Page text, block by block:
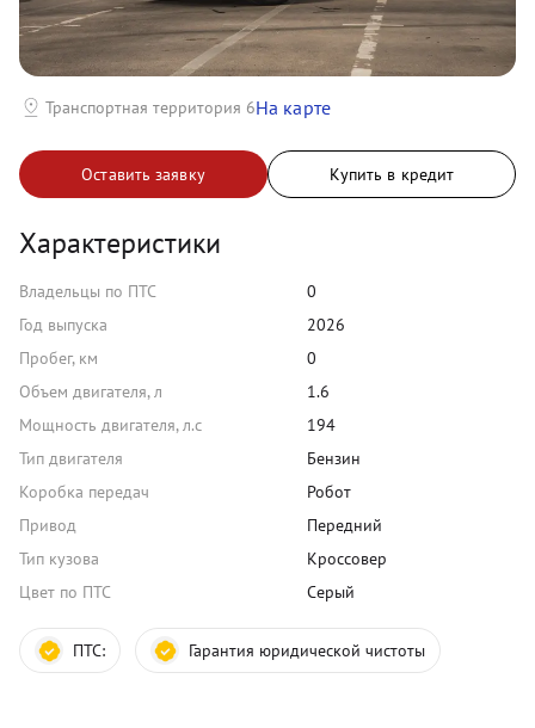
Оставить заявку Купить в кредит
Характеристики
Владельцы по ПТС
0
Год выпуска
2026
Пробег, км
0
Объем двигателя, л
1.6
Мощность двигателя, л.с
194
Тип двигателя
Бензин
Коробка передач
Робот
Привод
Передний
Тип кузова
Кроссовер
Цвет по ПТС
Серый
ПТС: Гарантия юридической чистоты
Транспортная территория 6На карте